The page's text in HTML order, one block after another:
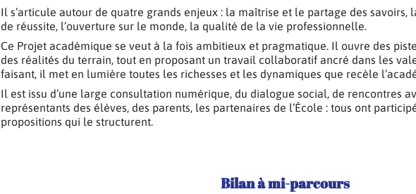
Il s’articule autour de quatre grands enjeux : la maîtrise et le partage des savoirs,
de réussite, l’ouverture sur le monde, la qualité de la vie professionnelle.
Ce Projet académique se veut à la fois ambitieux et pragmatique. Il ouvre des
des réalités du terrain, tout en proposant un travail collaboratif ancré dans les
faisant, il met en lumière toutes les richesses et les dynamiques que recèle
Il est issu d’une large consultation numérique, du dialogue social, de rencontres
représentants des élèves, des parents, les partenaires de l’École : tous ont
propositions qui le structurent.
Bilan à mi-parcours